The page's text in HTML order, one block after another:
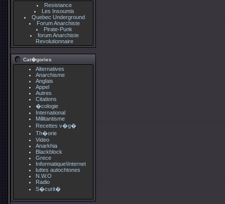
Resistance
Les Insoumis
Quebec Underground
Forum Anarchiste
Pirate-Punk
forum Anarchiste
Revolutionnaire
Cat�gories
Alternatives
Anarchisme
Anglais
Appel
Autres
Citations
�cologie
International
Millitantisme
Recettes v�g�
Th�orie
Video
Anarkhia
Blackblock
Grece
Informatique\Internet
luttes autochtones
N.W.O
Radio
S�curit�